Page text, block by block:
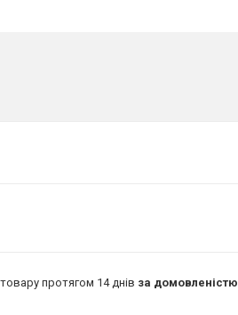
протягом 14 днів за домовленістю